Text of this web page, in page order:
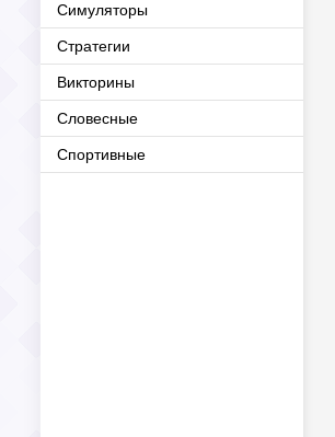
Симуляторы
Стратегии
Викторины
Словесные
Спортивные